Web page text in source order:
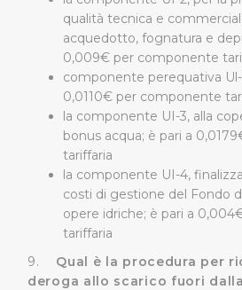
la sola eccezione dei cookie
presente banner comporta il
impostazioni di default e dunque
navigazione in assenza di cookie
tracciamento ad esclusione di
indispensabili per una corretta
pagina.
qualità tecnica e
acquedotto, fognatura e
0,009€ per componente
componente perequativa
0,0110€ per componente
la componente UI-3, alla
bonus acqua; è pari a
tariffaria
la componente UI-4,
costi di gestione del Fondo
opere idriche; è pari a
tariffaria
9. Qual è la procedura per
deroga allo scarico fuori